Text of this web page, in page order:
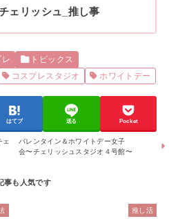
ェリッシュ_推し事
レ
トピックス
コスプレスタジオ ホワイトデー
はてブ 送る Pocket
ェ
バレンタイン＆ホワイトデー女子
会〜チェリッシュスタジオ４号館〜
推し活